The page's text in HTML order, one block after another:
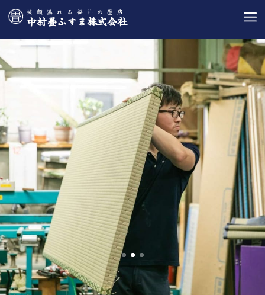
笑顔溢れる福井の畳店
中村畳ふすま株式会社